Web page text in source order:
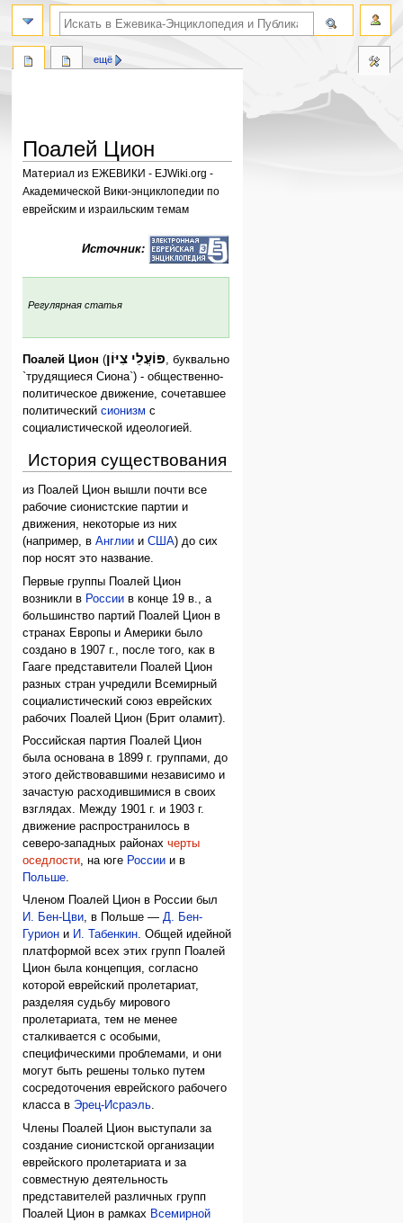
Поалей Цион
Материал из ЕЖЕВИКИ - EJWiki.org -
Академической Вики-энциклопедии по
еврейским и израильским темам
Источник:
Регулярная статья
Поалей Цион (פּוֹעֲלֵי צִיּוֹן , буквально
`трудящиеся Сиона`) - общественно-
политическое движение, сочетавшее
политическийсионизм с
социалистической идеологией.
История существования
из Поалей Цион вышли почти все
рабочие сионистские партии и
движения, некоторые из них
(например, вАнглии иСША) до сих
пор носят это название.
Первые группы Поалей Цион
возникли в России в конце 19 в., а
большинство партий Поалей Цион в
странах Европы и Америки было
создано в 1907 г., после того, как в
Гааге представители Поалей Цион
разных стран учредили Всемирный
социалистический союз еврейских
рабочих Поалей Цион (Брит оламит).
Российская партия Поалей Цион
была основана в 1899 г. группами, до
этого действовавшими независимо и
зачастую расходившимися в своих
взглядах. Между 1901 г. и 1903 г.
движение распространилось в
северо-западных районахчерты
оседлости, на юге России и в
Польше.
Членом Поалей Цион в России был
И. Бен-Цви, в Польше —Д. Бен-
Гурион и И. Табенкин. Общей идейной
платформой всех этих групп Поалей
Цион была концепция, согласно
которой еврейский пролетариат,
разделяя судьбу мирового
пролетариата, тем не менее
сталкивается с особыми,
специфическими проблемами, и они
могут быть решены только путем
сосредоточения еврейского рабочего
класса в Эрец-Исраэль.
Члены Поалей Цион выступали за
создание сионистской организации
еврейского пролетариата и за
совместную деятельность
представителей различных групп
Поалей Цион в рамках Всемирной
ещё
поиск по словам